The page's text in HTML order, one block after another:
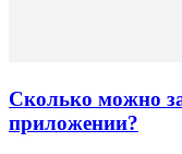
Сколько можно
приложении?